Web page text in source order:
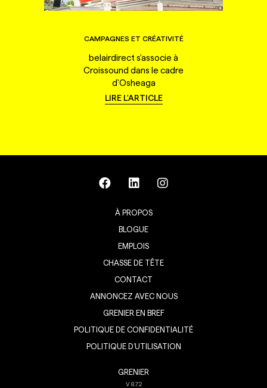
CAMPAGNES ET CRÉATIVITÉ
belairdirect s'associe à
Croissound dans le cadre
d'Osheaga
LIRE L'ARTICLE
À PROPOS
BLOGUE
EMPLOIS
CHASSE DE TÊTE
CONTACT
ANNONCEZ AVEC NOUS
GRENIER EN BREF
POLITIQUE DE CONFIDENTIALITÉ
POLITIQUE D’UTILISATION
GRENIER
V8.7.2